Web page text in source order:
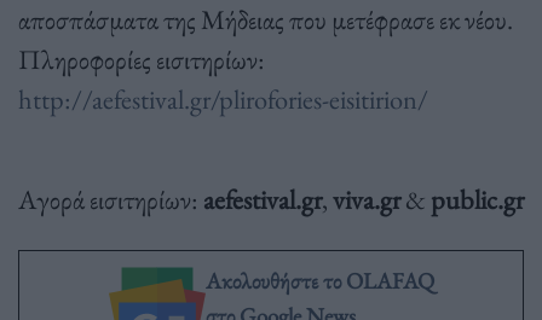
αποσπάσματα της Μήδειας που μετέφρασε εκ νέου.
Πληροφορίες εισιτηρίων:
http://aefestival.gr/plirofories-eisitirion/
Αγορά εισιτηρίων: aefestival.gr,viva.gr& public.gr
Ακολουθήστε το OLAFAQ